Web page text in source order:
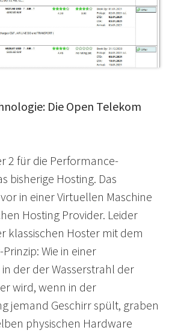
Die Open Telekom
2 für die Performance-
bisherige Hosting. Das
in einer Virtuellen Maschine
Hosting Provider. Leider
klassischen Hoster mit dem
Wie in einer
der der Wasserstrahl der
wird, wenn in der
jemand Geschirr spült, graben
physischen Hardware